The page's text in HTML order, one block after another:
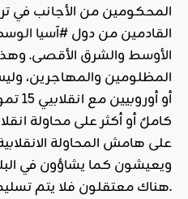
المحكومين من الأجانب في
القادمين من دول#آسيا
الأوسط والشرق الأقصى. وهذا
المظلومين والمهاجرين،
أو
على هامش المحاولة
ويعيشون كما يشاؤون في
هناك معتقلون فلا يتم تسليمهم.